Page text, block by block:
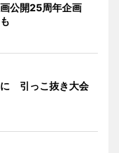
画公開25周年企画
に 引っこ抜き大会